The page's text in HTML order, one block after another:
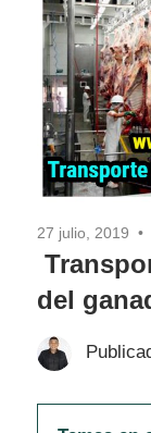
27 julio, 2019
del